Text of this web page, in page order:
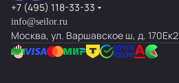
+7 (495) 118-33-33
info@seilor.ru
Москва, ул. Варшавское ш, д. 170Ек2